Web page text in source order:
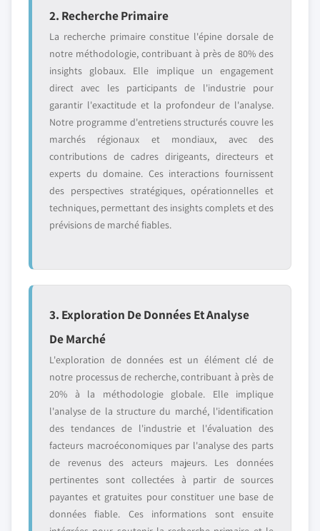
2. Recherche Primaire
La recherche primaire constitue l'épine dorsale de
notre méthodologie, contribuant à près de 80% des
insights globaux. Elle implique un engagement
direct avec les participants de l'industrie pour
garantir l'exactitude et la profondeur de l'analyse.
Notre programme d'entretiens structurés couvre les
marchés régionaux et mondiaux, avec des
contributions de cadres dirigeants, directeurs et
experts du domaine. Ces interactions fournissent
des perspectives stratégiques, opérationnelles et
techniques, permettant des insights complets et des
prévisions de marché fiables.
3. Exploration De Données Et Analyse
De Marché
L'exploration de données est un élément clé de
notre processus de recherche, contribuant à près de
20% à la méthodologie globale. Elle implique
l'analyse de la structure du marché, l'identification
des tendances de l'industrie et l'évaluation des
facteurs macroéconomiques par l'analyse des parts
de revenus des acteurs majeurs. Les données
pertinentes sont collectées à partir de sources
payantes et gratuites pour constituer une base de
données fiable. Ces informations sont ensuite